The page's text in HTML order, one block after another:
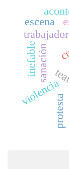
protesta
violencia
sanación
escena
inefable